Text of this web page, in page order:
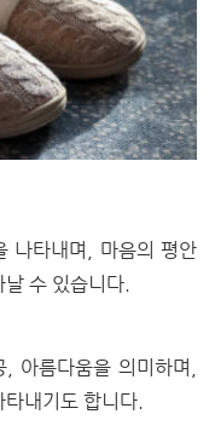
나타내며, 마음의 평안
수 있습니다.
아름다움을 의미하며,
내기도 합니다.